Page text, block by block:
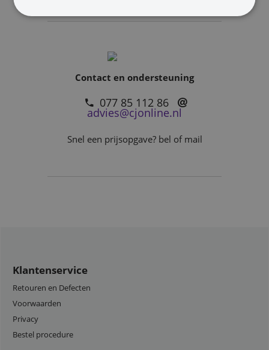
Contact en ondersteuning
077 85 112 86
advies@cjonline.nl
Snel een prijsopgave? bel of mail
Klantenservice
Retouren en Defecten
Voorwaarden
Privacy
Bestel procedure